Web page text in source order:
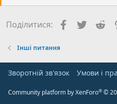
Поділитися: Facebook
Twitter
Інші питання
Зворотній зв'язок Умови і
Community platform by XenForo® ©